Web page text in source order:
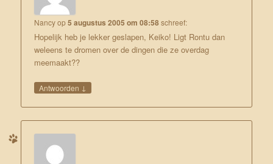
Nancyop5 augustus 2005 om 08:58schreef:
Hopelijk heb je lekker geslapen, Keiko! Ligt Rontu dan
weleens te dromen over de dingen die ze overdag
meemaakt??
Antwoorden ↓